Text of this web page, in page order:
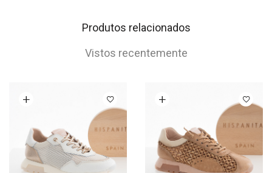
Produtos relacionados
Vistos recentemente
opções Ver opções